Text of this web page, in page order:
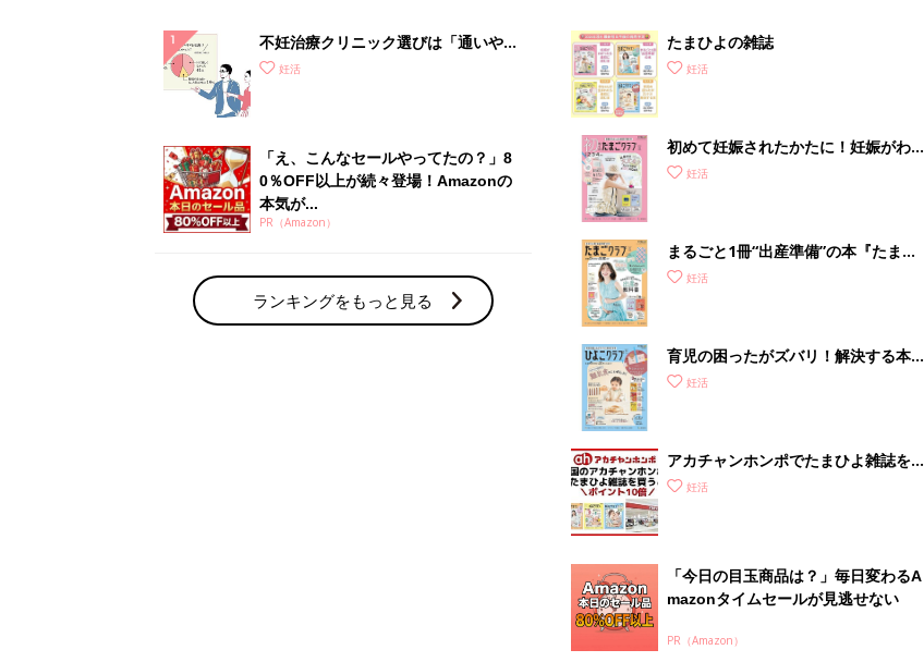
不妊治療クリニック選びは「通いやす
さ」が大切！選び方、重要3カ条っ
妊活
「え、こんなセールやってたの？」8
0％OFF以上が続々登場！Amazonの
本気が...
PR（Amazon）
ランキングをもっと見る
たまひよの雑誌
妊活
初めて妊娠されたかたに！妊娠がわか
ったら最初に読む本『初めてのたまご
妊活
まるごと1冊“出産準備”の本『たまご
クラブ 夏号』〈スペシャル大特集〉
妊活
育児の困ったがズバリ！解決する本
『ひよこクラブ 秋号』 4カ月～2才
妊活
アカチャンホンポでたまひよ雑誌を買
うとポイント10倍【期間限定】
妊活
「今日の目玉商品は？」毎日変わるA
mazonタイムセールが見逃せない
PR（Amazon）